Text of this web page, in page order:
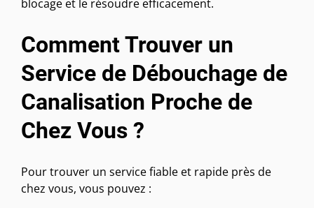
blocage et le résoudre efficacement.
Comment Trouver un
Service de Débouchage de
Canalisation Proche de
Chez Vous ?
Pour trouver un service fiable et rapide près de
chez vous, vous pouvez :